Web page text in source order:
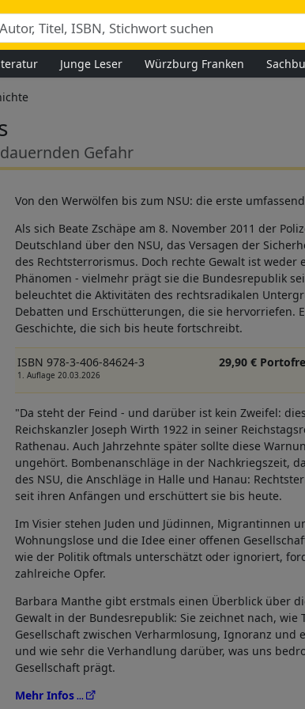
Junge Leser Würzburg Franken
Gefahr
Von den Werwölfen bis zum NSU: die erste
Als sich Beate Zschäpe am 8. November 2011 der
Deutschland über den NSU, das Versagen der
des Rechtsterrorismus. Doch rechte Gewalt ist weder
Phänomen - vielmehr prägt sie die Bundesrepublik
beleuchtet die Aktivitäten des rechtsradikalen
Debatten und Erschütterungen, die sie hervorriefen.
Geschichte, die sich bis heute fortschreibt.
ISBN 978-3-406-84624-3
1. Auflage 20.03.2026
29,90 €
"Da steht der Feind - und darüber ist kein Zweifel:
Reichskanzler Joseph Wirth 1922 in seiner
Rathenau. Auch Jahrzehnte später sollte diese
ungehört. Bombenanschläge in der Nachkriegszeit,
des NSU, die Anschläge in Halle und Hanau:
seit ihren Anfängen und erschüttert sie bis heute.
Im Visier stehen Juden und Jüdinnen, Migrantinnen
Wohnungslose und die Idee einer offenen
wie der Politik oftmals unterschätzt oder ignoriert,
zahlreiche Opfer.
Barbara Manthe gibt erstmals einen Überblick über
Gewalt in der Bundesrepublik: Sie zeichnet nach,
Gesellschaft zwischen Verharmlosung, Ignoranz und
und wie sehr die Verhandlung darüber, was uns
Gesellschaft prägt.
Mehr Infos